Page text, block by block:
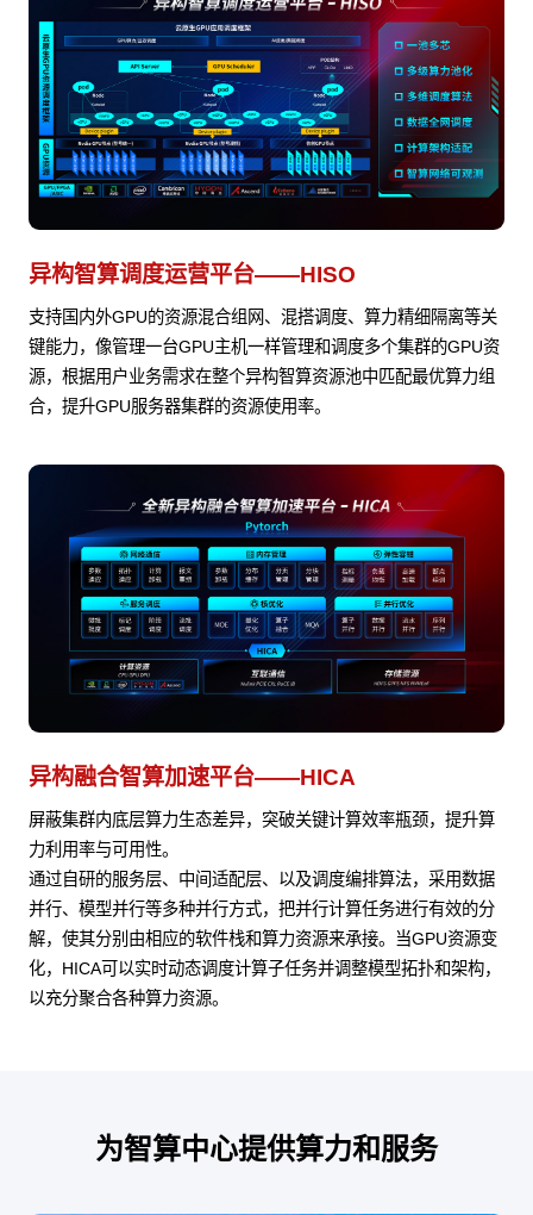
异构智算调度运营平台——HISO
支持国内外GPU的资源混合组网、混搭调度、算力精细隔离等关
键能力，像管理一台GPU主机一样管理和调度多个集群的GPU资
源，根据用户业务需求在整个异构智算资源池中匹配最优算力组
合，提升GPU服务器集群的资源使用率。
异构融合智算加速平台——HICA
屏蔽集群内底层算力生态差异，突破关键计算效率瓶颈，提升算
力利用率与可用性。
通过自研的服务层、中间适配层、以及调度编排算法，采用数据
并行、模型并行等多种并行方式，把并行计算任务进行有效的分
解，使其分别由相应的软件栈和算力资源来承接。当GPU资源变
化，HICA可以实时动态调度计算子任务并调整模型拓扑和架构，
以充分聚合各种算力资源。
为智算中心提供算力和服务